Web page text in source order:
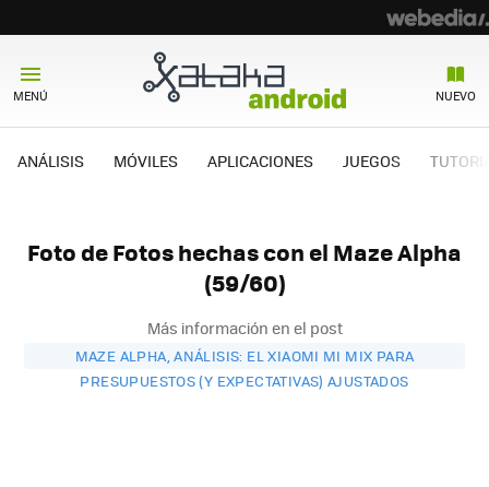
MENÚ NUEVO
ANÁLISIS MÓVILES APLICACIONES JUEGOS
Foto de Fotos hechas con el Maze Alpha
(59/60)
Más información en el post
MAZE ALPHA, ANÁLISIS: EL XIAOMI MI MIX PARA
PRESUPUESTOS (Y EXPECTATIVAS) AJUSTADOS